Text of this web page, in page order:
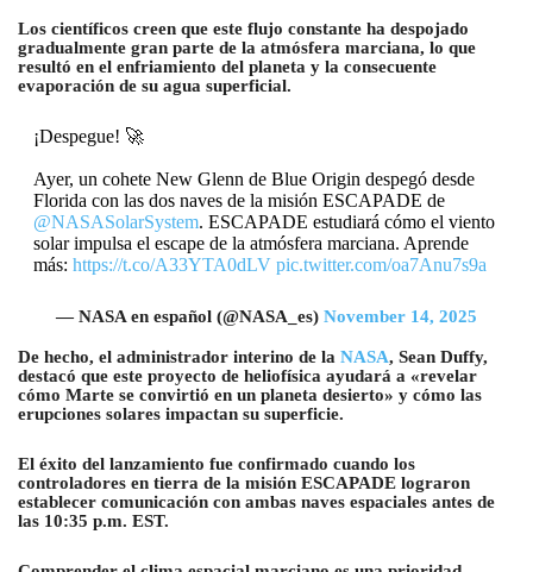
Los científicos creen que este flujo constante ha despojado
gradualmente gran parte de la atmósfera marciana, lo que
resultó en el enfriamiento del planeta y la consecuente
evaporación de su agua superficial.
¡Despegue! 🚀
Ayer, un cohete New Glenn de Blue Origin despegó desde
Florida con las dos naves de la misión ESCAPADE de
@NASASolarSystem. ESCAPADE estudiará cómo el viento
solar impulsa el escape de la atmósfera marciana. Aprende
más: https://t.co/A33YTA0dLV pic.twitter.com/oa7Anu7s9a
— NASA en español (@NASA_es) November 14, 2025
De hecho, el administrador interino de la NASA, Sean Duffy,
destacó que este proyecto de heliofísica ayudará a «revelar
cómo Marte se convirtió en un planeta desierto» y cómo las
erupciones solares impactan su superficie.
El éxito del lanzamiento fue confirmado cuando los
controladores en tierra de la misión ESCAPADE lograron
establecer comunicación con ambas naves espaciales antes de
las 10:35 p.m. EST.